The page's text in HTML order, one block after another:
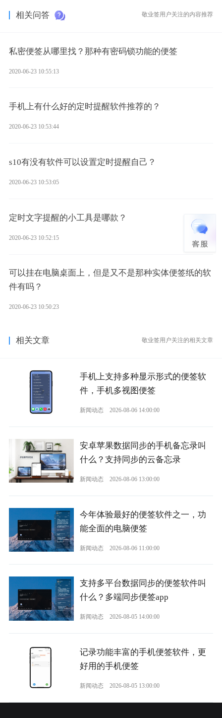
相关问答 敬业签用户关注的内容推荐
私密便签从哪里找？那种有密码锁功能的便签
2020-06-23 10:55:13
手机上有什么好的定时提醒软件推荐的？
2020-06-23 10:53:44
s10有没有软件可以设置定时提醒自己？
2020-06-23 10:53:05
定时文字提醒的小工具是哪款？
2020-06-23 10:52:15
可以挂在电脑桌面上，但是又不是那种实体便签纸的软
件有吗？
2020-06-23 10:50:23
相关文章 敬业签用户关注的相关文章
手机上支持多种显示形式的便签软
件，手机多视图便签
新闻动态 2026-08-06 14:00:00
安卓苹果数据同步的手机备忘录叫
什么？支持同步的云备忘录
新闻动态 2026-08-06 13:00:00
今年体验最好的便签软件之一，功
能全面的电脑便签
新闻动态 2026-08-06 11:00:00
支持多平台数据同步的便签软件叫
什么？多端同步便签app
新闻动态 2026-08-05 14:00:00
记录功能丰富的手机便签软件，更
好用的手机便签
新闻动态 2026-08-05 13:00:00